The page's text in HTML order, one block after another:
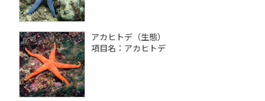
アカヒトデ（生態）
項目名：アカヒトデ